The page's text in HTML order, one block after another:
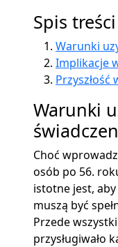
Spis treści
Warunki
Implikacje
Warunki
Choć
osób po 56.
istotne jest,
muszą być
Przede
przysługiwało